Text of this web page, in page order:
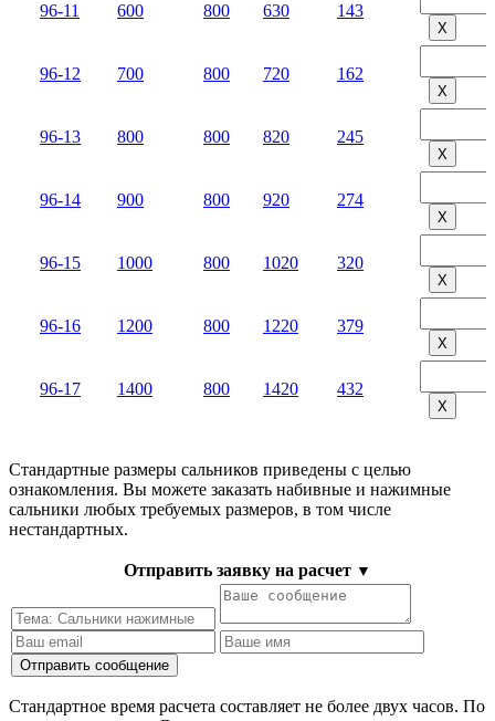
96-11 600 800 630 143
Х
96-12 700 800 720 162
Х
96-13 800 800 820 245
Х
96-14 900 800 920 274
Х
96-15 1000 800 1020 320
Х
96-16 1200 800 1220 379
Х
96-17 1400 800 1420 432
Х
Стандартные размеры сальников приведены с целью
ознакомления. Вы можете заказать набивные и нажимные
сальники любых требуемых размеров, в том числе
нестандартных.
Отправить заявку на расчет ▼
Стандартное время расчета составляет не более двух часов. По